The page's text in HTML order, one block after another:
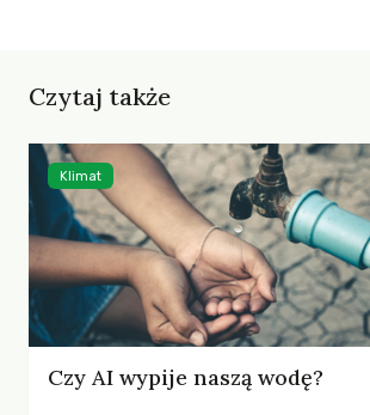
Czytaj także
Czy AI wypije naszą wodę?
Klimat